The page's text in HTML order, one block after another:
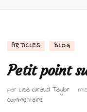
ARTICLES BLOG
Petit point
par Lisa Giraud Taylor
commentaire